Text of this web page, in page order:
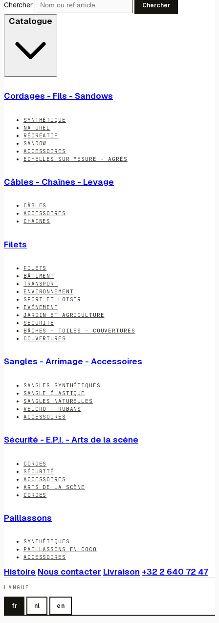
Chercher Chercher
Catalogue
Cordages - Fils - Sandows
SYNTHÉTIQUE
NATUREL
RÉCRÉATIF
SANDOW
ACCESSOIRES
ECHELLES SUR MESURE - AGRÈS
Câbles - Chaînes - Levage
CÂBLES
ACCESSOIRES
CHAINES
Filets
FILETS
BÂTIMENT
TRANSPORT
ENVIRONNEMENT
SPORT ET LOISIR
EVÉNEMENT
JARDIN ET AGRICULTURE
SÉCURITÉ
BÂCHES - TOILES - COUVERTURES
COUVERTURES
Sangles - Arrimage - Accessoires
SANGLES SYNTHÉTIQUES
SANGLE ÉLASTIQUE
SANGLES NATURELLES
VELCRO - RUBANS
ACCESSOIRES
Sécurité - E.P.I. - Arts de la scène
CORDES
SÉCURITÉ
ACCESSOIRES
ARTS DE LA SCÈNE
CORDES
Paillassons
SYNTHÉTIQUES
PAILLASSONS EN COCO
ACCESSOIRES
Histoire Nous contacter Livraison +32 2 640 72 47
LANGUE
fr nl en